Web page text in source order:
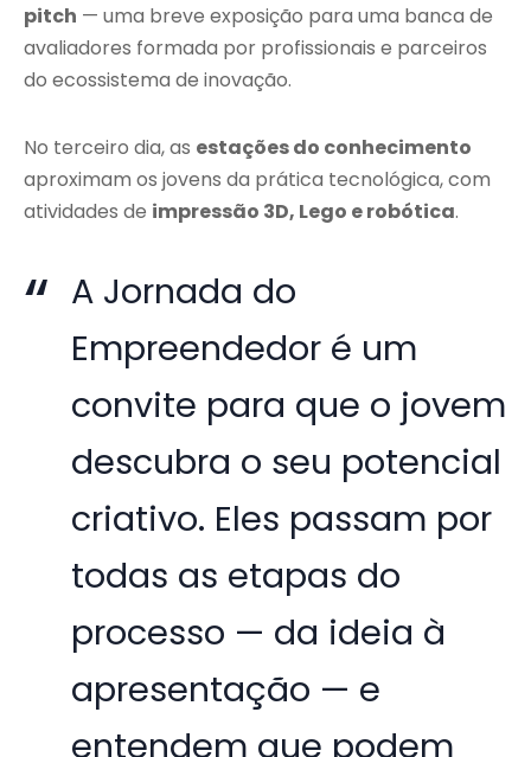
pitch — uma breve exposição para uma banca de
avaliadores formada por profissionais e parceiros
do ecossistema de inovação.
No terceiro dia, as estações do conhecimento
aproximam os jovens da prática tecnológica, com
atividades de impressão 3D, Lego e robótica.
A Jornada do
Empreendedor é um
convite para que o jovem
descubra o seu potencial
criativo. Eles passam por
todas as etapas do
processo — da ideia à
apresentação — e
entendem que podem